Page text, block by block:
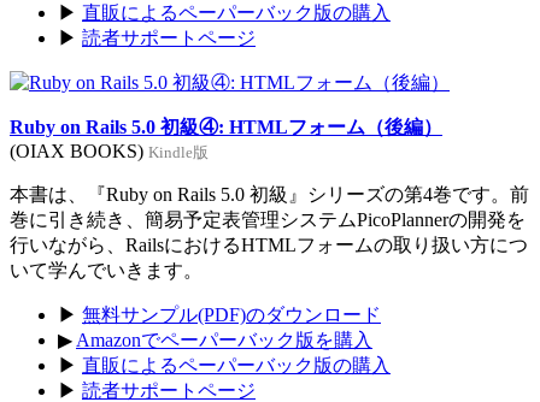
▶ 直販によるペーパーバック版の購入
▶ 読者サポートページ
Ruby on Rails 5.0 初級④: HTMLフォーム（後編）
(OIAX BOOKS) Kindle版
本書は、『Ruby on Rails 5.0 初級』シリーズの第4巻です。前
巻に引き続き、簡易予定表管理システムPicoPlannerの開発を
行いながら、RailsにおけるHTMLフォームの取り扱い方につ
いて学んでいきます。
▶ 無料サンプル(PDF)のダウンロード
▶ Amazonでペーパーバック版を購入
▶ 直販によるペーパーバック版の購入
▶ 読者サポートページ